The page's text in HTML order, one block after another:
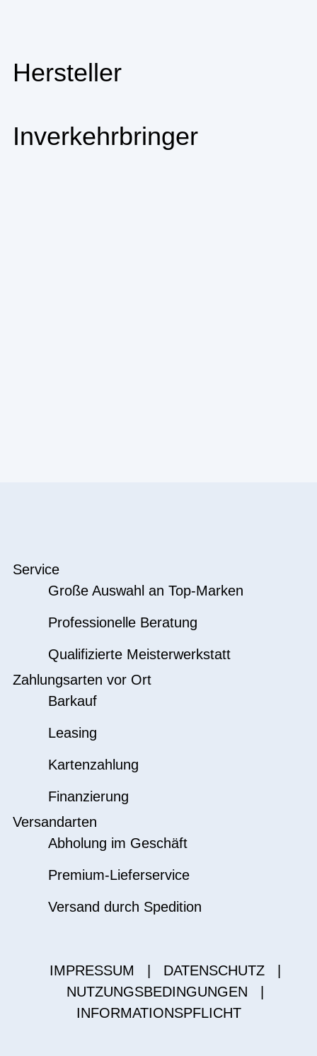
Hersteller
Inverkehrbringer
Service
Große Auswahl an Top-Marken
Professionelle Beratung
Qualifizierte Meisterwerkstatt
Zahlungsarten vor Ort
Barkauf
Leasing
Kartenzahlung
Finanzierung
Versandarten
Abholung im Geschäft
Premium-Lieferservice
Versand durch Spedition
IMPRESSUM DATENSCHUTZ
NUTZUNGSBEDINGUNGEN
INFORMATIONSPFLICHT